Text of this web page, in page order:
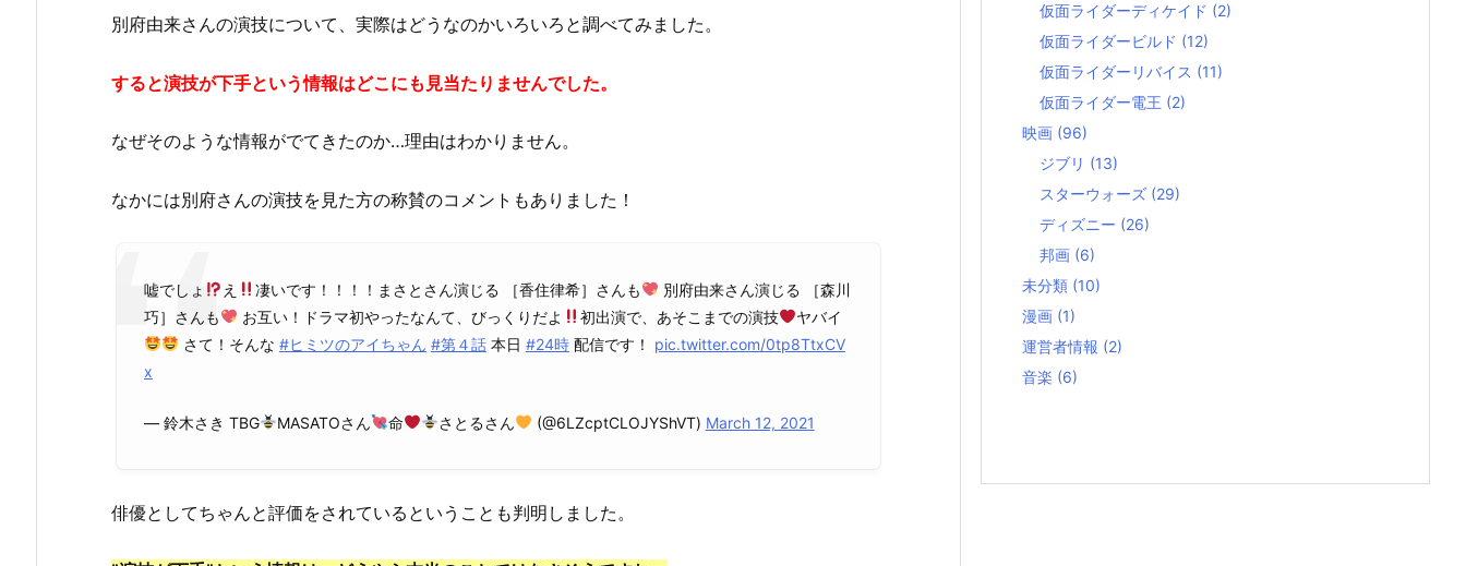
別府由来さんの演技について、実際はどうなのかいろいろと調べてみました。
すると演技が下手という情報はどこにも見当たりませんでした。
なぜそのような情報がでてきたのか…理由はわかりません。
なかには別府さんの演技を見た方の称賛のコメントもありました！
嘘でしょ え 凄いです！！！！まさとさん演じる ［香住律希］さんも
別府由来さん演じる ［森川
巧］さんも
お互い！ドラマ初やったなんて、びっくりだよ 初出演で、あそこまでの演技
ヤバイ
さて！そんな #ヒミツのアイちゃん #第４話本日 #24時配信です！ pic.twitter.com/0tp8TtxCV
x
— 鈴木さき TBG MASATOさん 命 さとるさん (@6LZcptCLOJYShVT) March 12, 2021
俳優としてちゃんと評価をされているということも判明しました。
仮面ライダーディケイド (2)
仮面ライダービルド (12)
仮面ライダーリバイス (11)
仮面ライダー電王 (2)
映画 (96)
ジブリ (13)
スターウォーズ (29)
ディズニー (26)
邦画 (6)
未分類 (10)
漫画 (1)
運営者情報 (2)
音楽 (6)